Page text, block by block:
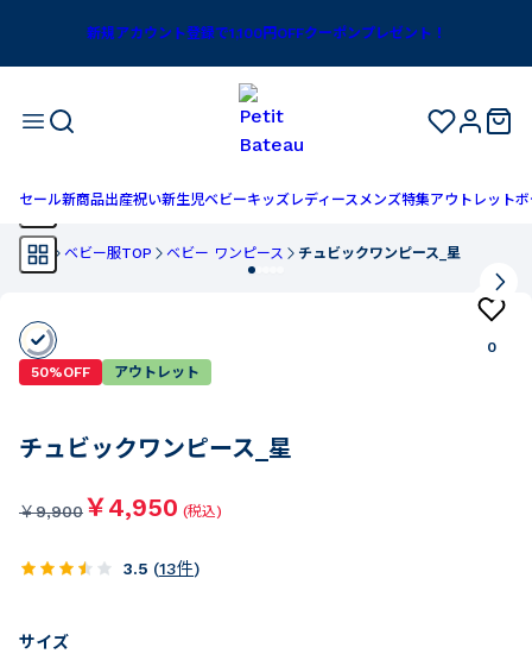
新規アカウント登録で1,100円OFFクーポンプレゼント！
セール新商品出産祝い新生児ベビーキッズ レディースメンズ特集アウトレットボ
TOP ベビー服TOP ベビー ワンピース チュビックワンピース_星
0
50%OFF
アウトレット
チュビックワンピース_星
￥9,900￥4,950 (税込)
3.5 (13件)
サイズ